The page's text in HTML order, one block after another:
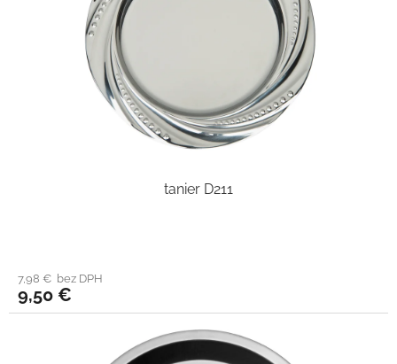
tanier D211
7,98 € bez DPH
9,50 €